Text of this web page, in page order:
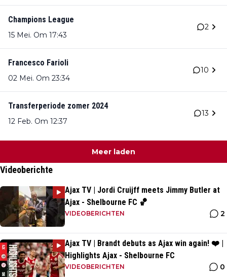
Champions League
15 Mei. Om 17:43
2
Francesco Farioli
02 Mei. Om 23:34
10
Transferperiode zomer 2024
12 Feb. Om 12:37
13
Meer laden
Videoberichte
Ajax TV | Jordi Cruijff meets Jimmy Butler at
Ajax - Shelbourne FC 🏀
VIDEOBERICHTEN 2
Ajax TV | Brandt debuts as Ajax win again! ❤️ |
Highlights Ajax - Shelbourne FC
VIDEOBERICHTEN 0